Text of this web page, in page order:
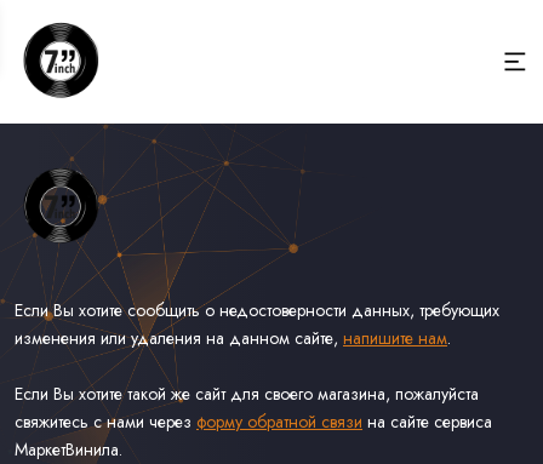
Если Вы хотите сообщить о недостоверности данных, требующих
изменения или удаления на данном сайте, напишите нам.
Если Вы хотите такой же сайт для своего магазина, пожалуйста
свяжитесь с нами через форму обратной связи на сайте сервиса
МаркетВинила.